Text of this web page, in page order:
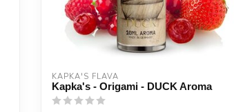
KAPKA'S FLAVA
Kapka's - Origami - DUCK Aroma